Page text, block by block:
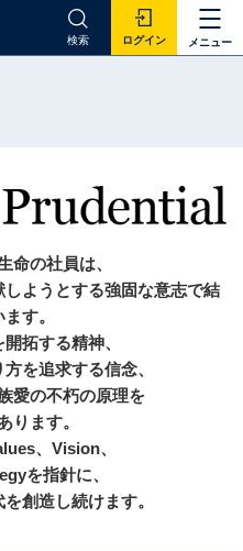
メニュー
検索 ログイン
命の社員は、
ようとする強固な意志で結
す。
拓する精神、
を追求する信念、
愛の不朽の原理を
ります。
、Vision、
を指針に、
創造し続けます。